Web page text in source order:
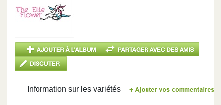
Information sur les variétés